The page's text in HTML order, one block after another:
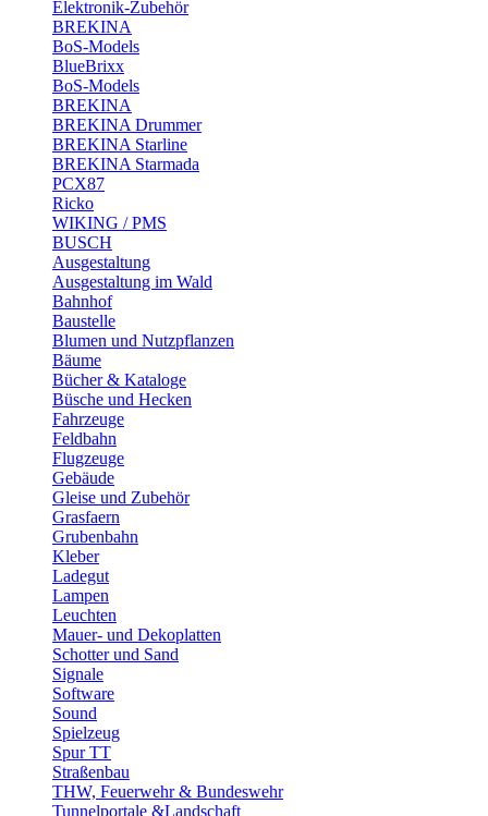
Elektronik-Zubehör
BREKINA
BoS-Models
BlueBrixx
BoS-Models
BREKINA
BREKINA Drummer
BREKINA Starline
BREKINA Starmada
PCX87
Ricko
WIKING / PMS
BUSCH
Ausgestaltung
Ausgestaltung im Wald
Bahnhof
Baustelle
Blumen und Nutzpflanzen
Bäume
Bücher & Kataloge
Büsche und Hecken
Fahrzeuge
Feldbahn
Flugzeuge
Gebäude
Gleise und Zubehör
Grasfaern
Grubenbahn
Kleber
Ladegut
Lampen
Leuchten
Mauer- und Dekoplatten
Schotter und Sand
Signale
Software
Sound
Spielzeug
Spur TT
Straßenbau
THW, Feuerwehr & Bundeswehr
Tunnelportale &Landschaft